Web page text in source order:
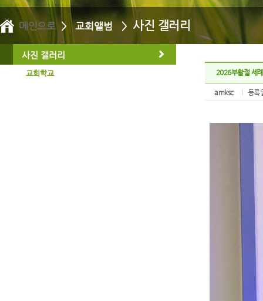
메인으로> 교회앨범 > 사진 갤러리
사진 갤러리
교회학교 2026부활절 세
amksc 등록